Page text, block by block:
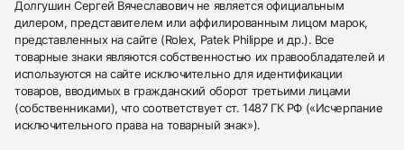
Долгушин Сергей Вячеславович не является официальным
дилером, представителем или аффилированным лицом марок,
представленных на сайте (Rolex, Patek Philippe и др.). Все
товарные знаки являются собственностью их правообладателей и
используются на сайте исключительно для идентификации
товаров, вводимых в гражданский оборот третьими лицами
(собственниками), что соответствует ст. 1487 ГК РФ («Исчерпание
исключительного права на товарный знак»).